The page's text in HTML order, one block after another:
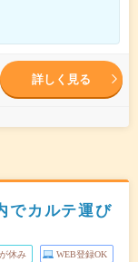
詳しく見る
でカルテ運び
休み WEB登録OK